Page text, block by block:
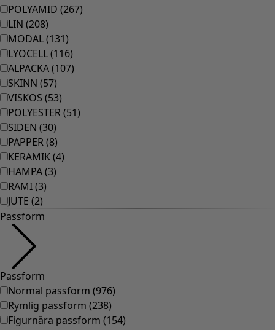
Frotté
Böcker
Tidigare favoriter
Rum
Badrum
Vardagsrum
Kök & matplats
Shoppa stilen
Klassisk och allmoge inredning